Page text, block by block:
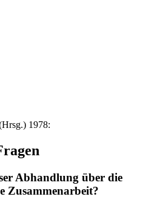
1978:
Abhandlung über die
Zusammenarbeit?